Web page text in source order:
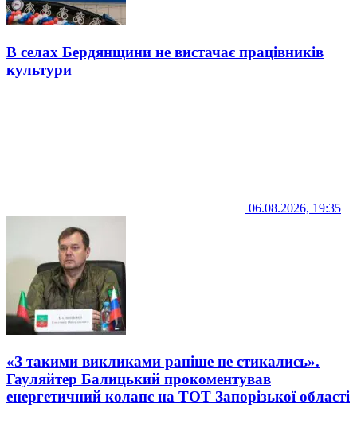
В селах Бердянщини не вистачає працівників
культури
06.08.2026, 19:35
«З такими викликами раніше не стикались».
Гауляйтер Балицький прокоментував
енергетичний колапс на ТОТ Запорізької області